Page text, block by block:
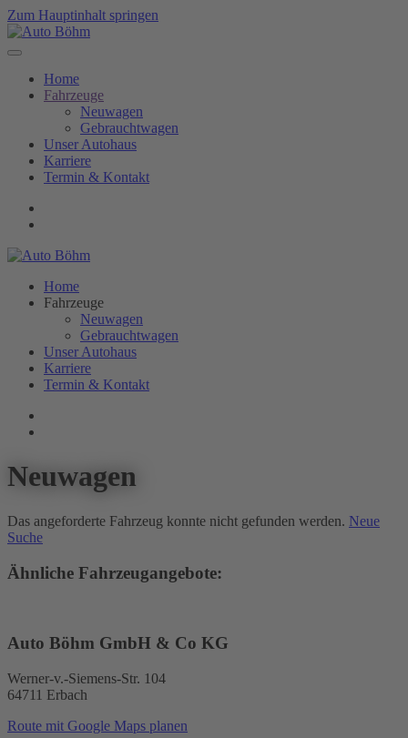
Zum Hauptinhalt springen
Home
Fahrzeuge
Neuwagen
Gebrauchtwagen
Unser Autohaus
Karriere
Termin & Kontakt
Home
Fahrzeuge
Neuwagen
Gebrauchtwagen
Unser Autohaus
Karriere
Termin & Kontakt
Neuwagen
Das angeforderte Fahrzeug konnte nicht gefunden werden. Neue
Suche
Ähnliche Fahrzeugangebote:
Auto Böhm GmbH & Co KG
Werner-v.-Siemens-Str. 104
64711 Erbach
Route mit Google Maps planen